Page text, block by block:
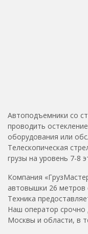
Автоподъемники со
проводить
оборудования или
Телескопическая
грузы на уровень 7-8
Компания
автовышки 26 метров
Техника
Наш оператор
Москвы и области, в